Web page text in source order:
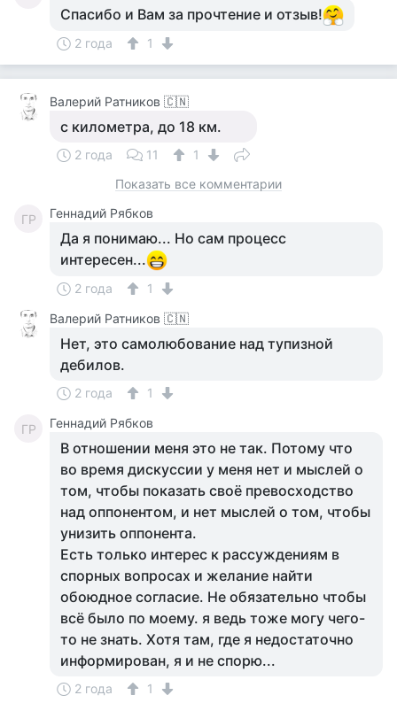
Спасибо и Вам за прочтение и отзыв!
2 года 1
Валерий Ратников 🇨🇳
с километра, до 18 км.
2 года 11
1
Показать все комментарии
ГР Геннадий Рябков
Да я понимаю... Но сам процесс
интересен...
2 года
1
Валерий Ратников 🇨🇳
Нет, это самолюбование над тупизной
дебилов.
2 года 1
ГР Геннадий Рябков
В отношении меня это не так. Потому что
во время дискуссии у меня нет и мыслей о
том, чтобы показать своё превосходство
над оппонентом, и нет мыслей о том, чтобы
унизить оппонента.
Есть только интерес к рассуждениям в
спорных вопросах и желание найти
обоюдное согласие. Не обязательно чтобы
всё было по моему. я ведь тоже могу чего-
то не знать. Хотя там, где я недостаточно
информирован, я и не спорю...
2 года
1